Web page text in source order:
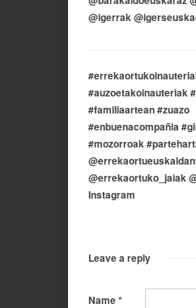
@igerrak
#auzoetakoinauteriak
#familiaartean #zuazo
#enbuenacompañia
#mozorroak
@errekaortuko_jaiak
Instagram
Leave a reply
Name*